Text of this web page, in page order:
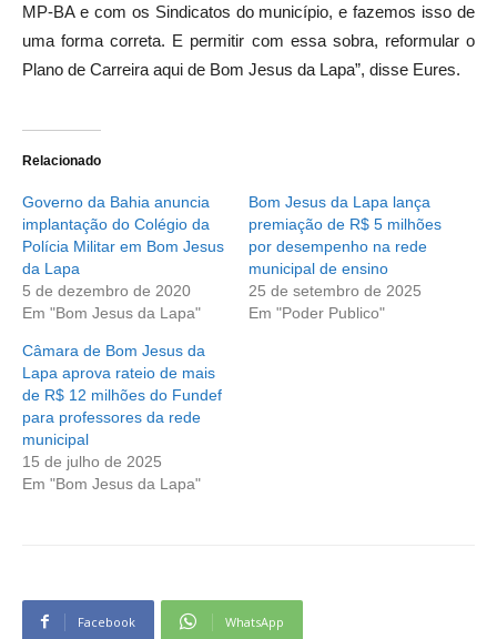
MP-BA e com os Sindicatos do município, e fazemos isso de
uma forma correta. E permitir com essa sobra, reformular o
Plano de Carreira aqui de Bom Jesus da Lapa”, disse Eures.
Relacionado
Governo da Bahia anuncia
implantação do Colégio da
Polícia Militar em Bom Jesus
da Lapa
5 de dezembro de 2020
Em "Bom Jesus da Lapa"
Bom Jesus da Lapa lança
premiação de R$ 5 milhões
por desempenho na rede
municipal de ensino
25 de setembro de 2025
Em "Poder Publico"
Câmara de Bom Jesus da
Lapa aprova rateio de mais
de R$ 12 milhões do Fundef
para professores da rede
municipal
15 de julho de 2025
Em "Bom Jesus da Lapa"
Facebook WhatsApp